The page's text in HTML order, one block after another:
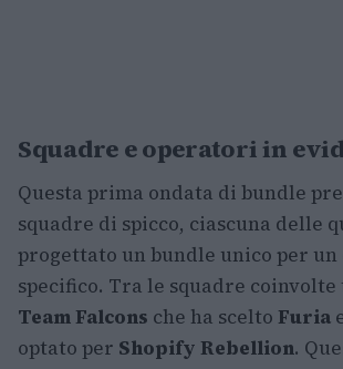
Squadre e operatori in
Questa prima ondata di bundle
squadre di spicco, ciascuna delle
progettato un bundle unico per
specifico. Tra le squadre
Team Falcons che ha scelto Furia
optato per Shopify Rebellion.